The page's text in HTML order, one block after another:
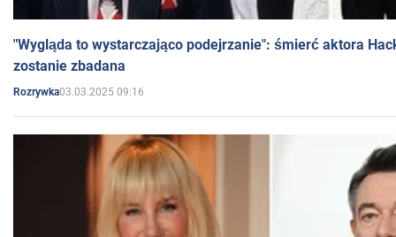
"Wygląda to wystarczająco podejrzanie": śmierć aktora
zostanie zbadana
Rozrywka03.03.2025 09:16